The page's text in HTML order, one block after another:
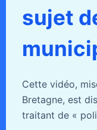
sujet
Cette vidéo,
Bretagne, est
traitant de «